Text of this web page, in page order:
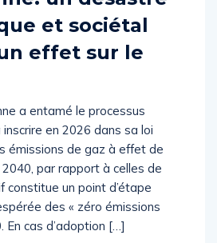
un désastre
et sociétal
effet sur le
a entamé le processus
en 2026 dans sa loi
émissions de gaz à effet de
par rapport à celles de
constitue un point d’étape
des « zéro émissions